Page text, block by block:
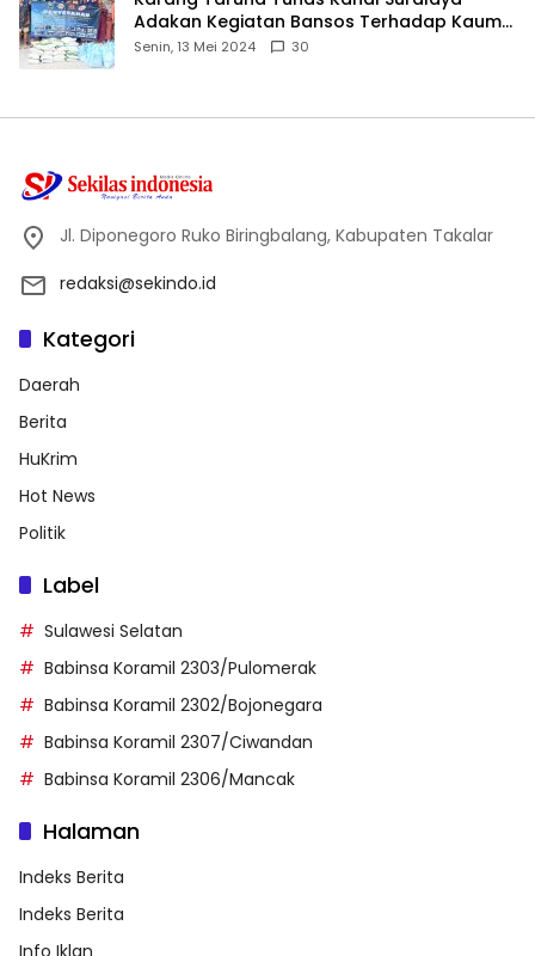
Adakan Kegiatan Bansos Terhadap Kaum
Dhuafa dan Anak Yatim-Piatu
Senin, 13 Mei 2024 30
Jl. Diponegoro Ruko Biringbalang, Kabupaten Takalar
redaksi@sekindo.id
Kategori
Daerah
Berita
HuKrim
Hot News
Politik
Label
Sulawesi Selatan
Babinsa Koramil 2303/Pulomerak
Babinsa Koramil 2302/Bojonegara
Babinsa Koramil 2307/Ciwandan
Babinsa Koramil 2306/Mancak
Halaman
Indeks Berita
Indeks Berita
Info Iklan